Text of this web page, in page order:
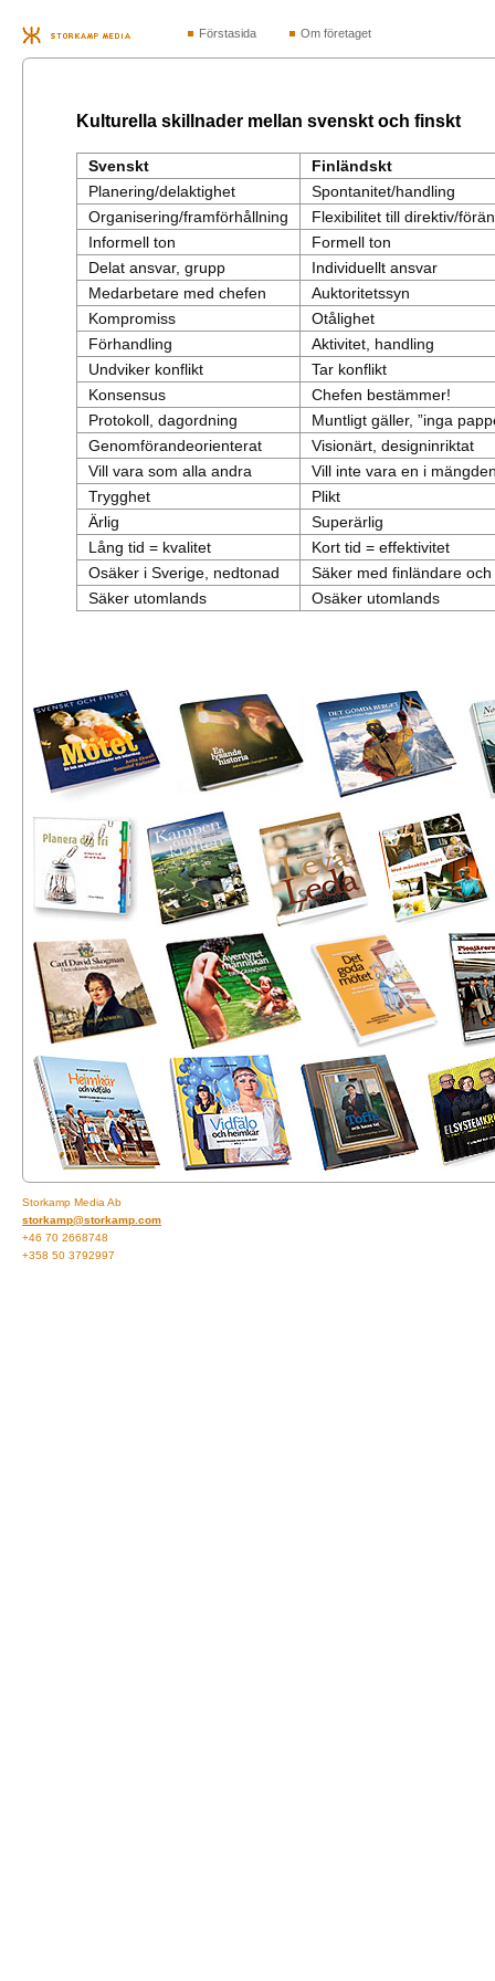
Förstasida Om företaget
Kulturella skillnader mellan svenskt och finskt
Svenskt
Finländskt
Planering/delaktighet
Spontanitet/handling
Organisering/framförhållning
Flexibilitet till direktiv/
Informell ton
Formell ton
Delat ansvar, grupp
Individuellt ansvar
Medarbetare med chefen
Auktoritetssyn
Kompromiss
Otålighet
Förhandling
Aktivitet, handling
Undviker konflikt
Tar konflikt
Konsensus
Chefen bestämmer!
Protokoll, dagordning
Muntligt gäller, ”inga
Genomförandeorienterat
Visionärt, designinriktat
Vill vara som alla andra
Vill inte vara en i
Trygghet
Plikt
Ärlig
Superärlig
Lång tid = kvalitet
Kort tid = effektivitet
Osäker i Sverige, nedtonad
Säker med finländare
Säker utomlands
Osäker utomlands
Storkamp Media Ab
storkamp@storkamp.com
+46 70 2668748
+358 50 3792997